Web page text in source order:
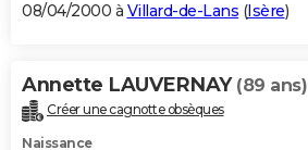
08/04/2000 à Villard-de-Lans (Isère)
Annette LAUVERNAY (89 ans)
Créer une cagnotte obsèques
Naissance